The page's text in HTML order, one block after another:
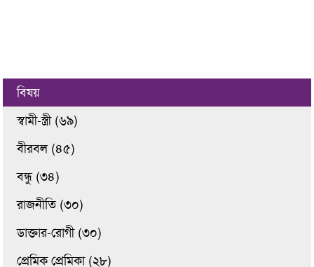
বিষয়
স্বামী-স্ত্রী (৬৯)
বীরবল (৪৫)
বন্ধু (৩৪)
রাজনীতি (৩০)
ডাক্তার-রোগী (৩০)
প্রেমিক প্রেমিকা (২৮)